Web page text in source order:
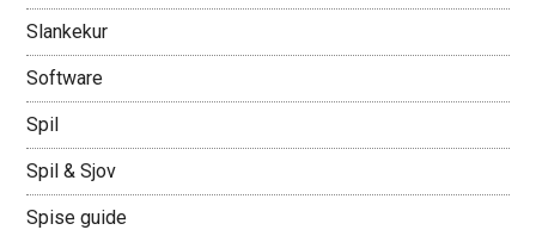
Slankekur
Software
Spil
Spil & Sjov
Spise guide